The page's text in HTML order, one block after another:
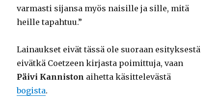
varmasti sijansa myös naisille ja sille, mitä
heille tapahtuu.”
Lainaukset eivät tässä ole suoraan esityksestä
eivätkä Coetzeen kirjasta poimittuja, vaan
Päivi Kanniston aihetta käsittelevästä
bogista.